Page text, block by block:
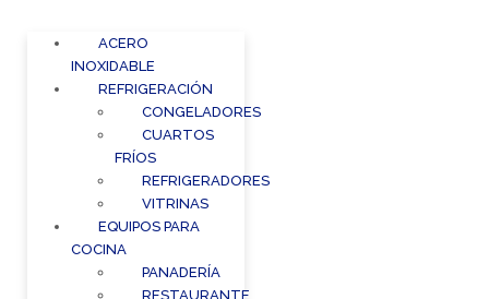
ACERO
INOXIDABLE
REFRIGERACIÓN
CONGELADORES
CUARTOS
FRÍOS
REFRIGERADORES
VITRINAS
EQUIPOS PARA
COCINA
PANADERÍA
RESTAURANTE